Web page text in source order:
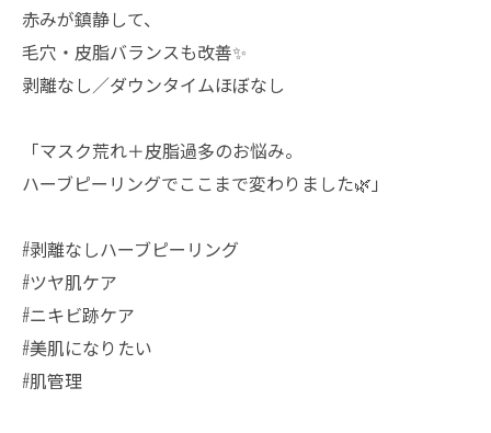
赤みが鎮静して、
毛穴・皮脂バランスも改善✨
剥離なし／ダウンタイムほぼなし
「マスク荒れ＋皮脂過多のお悩み。
ハーブピーリングでここまで変わりました🌿」
#剥離なしハーブピーリング
#ツヤ肌ケア
#ニキビ跡ケア
#美肌になりたい
#肌管理